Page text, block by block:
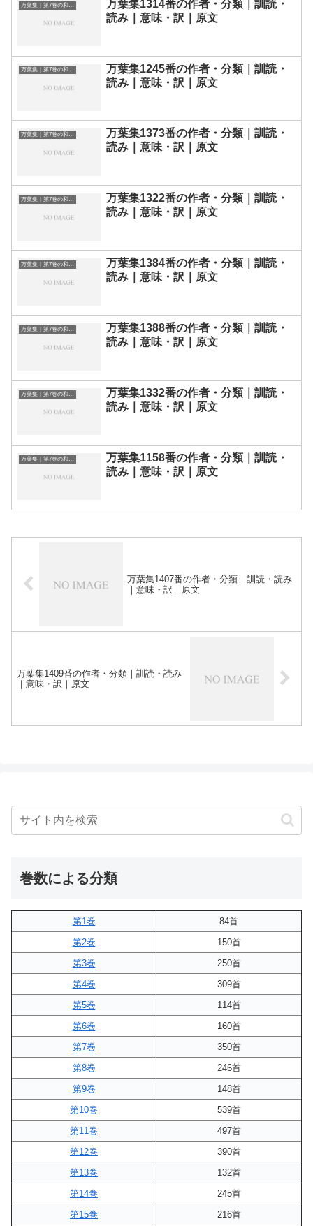
万葉集｜第7巻の和歌一覧
万葉集1314番の作者・分類｜訓読・
読み｜意味・訳｜原文
万葉集｜第7巻の和歌一覧
万葉集1245番の作者・分類｜訓読・
読み｜意味・訳｜原文
万葉集｜第7巻の和歌一覧
万葉集1373番の作者・分類｜訓読・
読み｜意味・訳｜原文
万葉集｜第7巻の和歌一覧
万葉集1322番の作者・分類｜訓読・
読み｜意味・訳｜原文
万葉集｜第7巻の和歌一覧
万葉集1384番の作者・分類｜訓読・
読み｜意味・訳｜原文
万葉集｜第7巻の和歌一覧
万葉集1388番の作者・分類｜訓読・
読み｜意味・訳｜原文
万葉集｜第7巻の和歌一覧
万葉集1332番の作者・分類｜訓読・
読み｜意味・訳｜原文
万葉集1158番の作者・分類｜訓読・
読み｜意味・訳｜原文
万葉集1407番の作者・分類｜訓読・読み
｜意味・訳｜原文
万葉集1409番の作者・分類｜訓読・読み
｜意味・訳｜原文
巻数による分類
第1巻
84首
第2巻
150首
第3巻
250首
第4巻
309首
第5巻
114首
第6巻
160首
第7巻
350首
第8巻
246首
第9巻
148首
第10巻
539首
第11巻
497首
第12巻
390首
第13巻
132首
第14巻
245首
第15巻
216首